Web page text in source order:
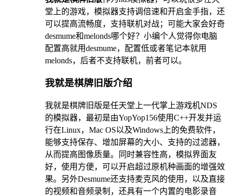
堂上的游戏，模拟器支持调倍速和开启金手指，还
可以提高流畅度，支持联机对战；可能大家会好奇
desmume和melonds哪个好？小编个人觉得你电脑
配置高就用desmume，配置低或者笔记本就用
melonds，后者不支持联机，前者可以。
我就是棋牌旧版介绍
我就是棋牌旧版是任天堂上一代掌上游戏机NDS
的模拟器，最初是由YopYop156使用C++开发并运
行在Linux，Mac OS以及Windows上的免费软件，
能够支持保存、增加屏幕的大小、支持的过滤器，
从而提高图像质量。同时兼容性高，模拟界面友
好，使用方便，可以开启超过原机种画面的增强效
果。另外Desmume还支持麦克风的使用，以及直接
的视频和音频录制，还具有一个内置的电影录音